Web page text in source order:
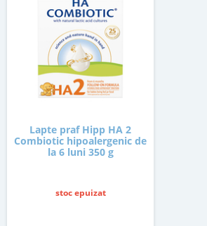
Lapte praf Hipp HA 2
Combiotic hipoalergenic de
la 6 luni 350 g
stoc epuizat